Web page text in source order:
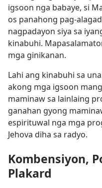
igsoon nga babaye, si
os panahong pag-
nagpadayon siya sa
kinabuhi.
mga ginikanan.
Lahi ang kinabuhi sa
akong mga igsoon
maminaw sa lainlaing
ganahan gyong
espirituwal nga mga
Jehova diha sa radyo.
Kombensiyon,
Plakard